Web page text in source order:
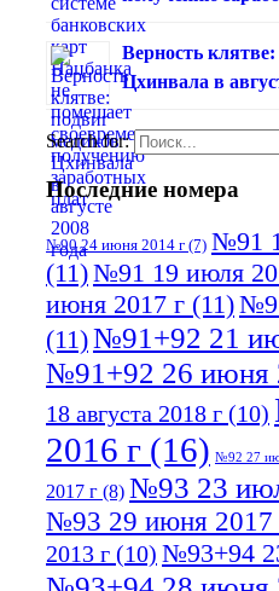
Верность
Цхинвала в
Search for:
Последние номера
№90 24 июня 2014 г (7) №91
(11)№91 19 июля
июня 2017 г (11)
(11)№91+92 21
№91+92 26 июня
18 августа 2018 г (10)
2016 г (16) №92 27
2017 г (8) №93 23
№93 29 июня 2017
2013 г (10) №93+94